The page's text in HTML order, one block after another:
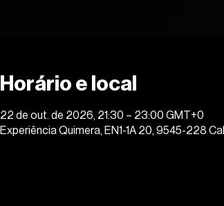
Horário e local
22 de out. de 2026, 21:30 – 23:00 GMT+0
Experiência Quimera, EN1-1A 20, 9545-228